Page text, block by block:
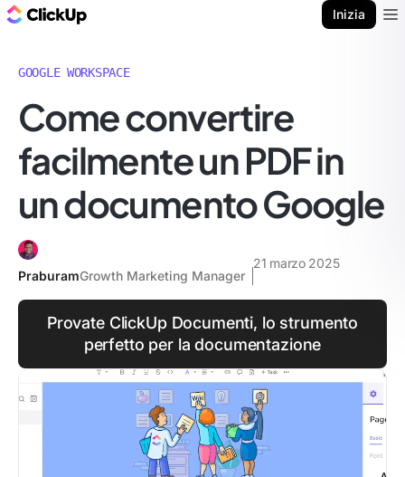
Inizia
GOOGLE WORKSPACE
Come convertire
facilmente un PDF in
un documento Google
PraburamGrowth Marketing Manager
21 marzo 2025
Provate ClickUp Documenti, lo strumento
perfetto per la documentazione